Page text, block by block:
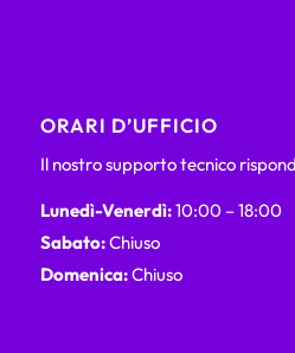
ORARI D’UFFICIO
Il nostro supporto tecnico
Lunedì-Venerdì:10:00 – 18:00
Sabato:Chiuso
Domenica:Chiuso